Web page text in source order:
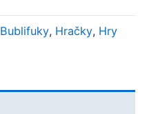
Bublifuky, Hračky, Hry